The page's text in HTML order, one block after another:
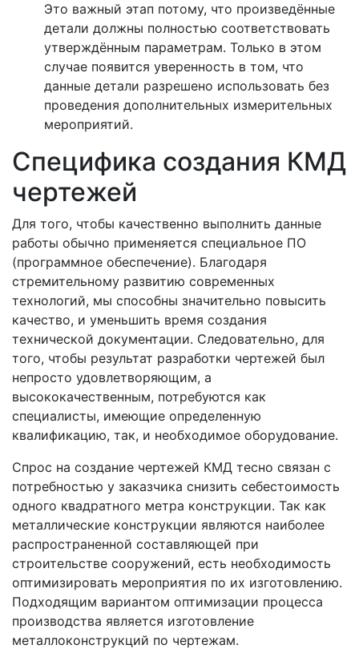
Это важный этап потому, что произведённые
детали должны полностью соответствовать
утверждённым параметрам. Только в этом
случае появится уверенность в том, что
данные детали разрешено использовать без
проведения дополнительных измерительных
мероприятий.
Специфика создания КМД
чертежей
Для того, чтобы качественно выполнить данные
работы обычно применяется специальное ПО
(программное обеспечение). Благодаря
стремительному развитию современных
технологий, мы способны значительно повысить
качество, и уменьшить время создания
технической документации. Следовательно, для
того, чтобы результат разработки чертежей был
непросто удовлетворяющим, а
высококачественным, потребуются как
специалисты, имеющие определенную
квалификацию, так, и необходимое оборудование.
Спрос на создание чертежей КМД тесно связан с
потребностью у заказчика снизить себестоимость
одного квадратного метра конструкции. Так как
металлические конструкции являются наиболее
распространенной составляющей при
строительстве сооружений, есть необходимость
оптимизировать мероприятия по их изготовлению.
Подходящим вариантом оптимизации процесса
производства является изготовление
металлоконструкций по чертежам.